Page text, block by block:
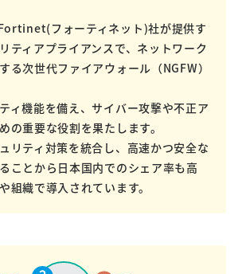
フォーティネット)社が提供す
ティアプライアンスで、ネットワーク
る次世代ファイアウォール（NGFW）
ィ機能を備え、サイバー攻撃や不正ア
の重要な役割を果たします。
リティ対策を統合し、高速かつ安全な
ことから日本国内でのシェア率も高
組織で導入されています。